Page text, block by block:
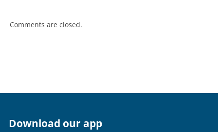
Comments are closed.
Download our app